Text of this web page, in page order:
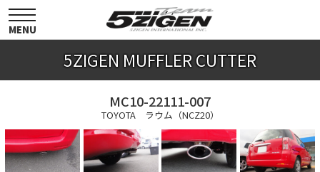
toggle
navigation
MENU
5ZIGEN MUFFLER CUTTER
MC10-22111-007
TOYOTA ラウム（NCZ20）